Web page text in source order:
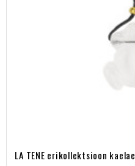
LA TENE erikollektsioon